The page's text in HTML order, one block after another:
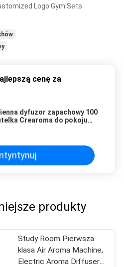
Logo Gym Sets
cenę za
dyfuzor zapachowy 100
Crearoma do pokoju
produkty
Study Room Pierwsza
klasa Air Aroma Machine,
Electric Aroma Diffuser